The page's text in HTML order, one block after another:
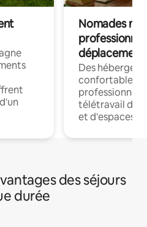
Nomades
déplacement
Des
confortables
professionnels
télétravail
et d'espaces
des séjours
durée